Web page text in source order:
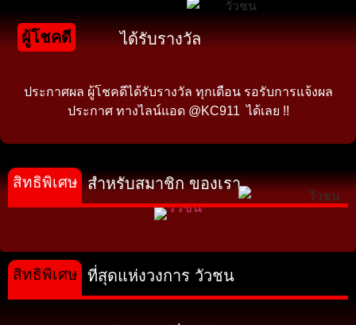
ผู้โชคดี ได้รับรางวัล
ประกาศผล ผู้โชคดีได้รับรางวัล ทุกเดือน รอรับการแจ้งผล
ประกาศ ทางไลน์แอด @KC911 ได้เลย !!
สำหรับสมาชิก ของเรา
สิทธิพิเศษ
ที่สุดแห่งวงการ วัวชน
สิทธิพิเศษ